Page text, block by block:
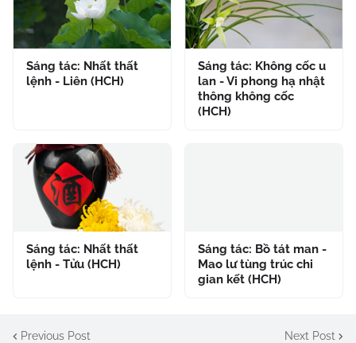
Sáng tác: Nhất thất
lệnh - Liên (HCH)
Sáng tác: Không cốc u
lan - Vi phong hạ nhật
thông không cốc
(HCH)
Sáng tác: Nhất thất
lệnh - Tửu (HCH)
Sáng tác: Bồ tát man -
Mao lư tùng trúc chi
gian kết (HCH)
Previous Post Next Post